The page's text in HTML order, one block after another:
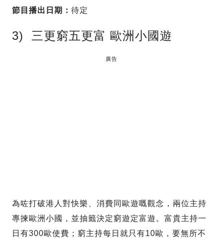
節目播出日期： 待定
3) 三更窮五更富 歐洲小國遊
廣告
為咗打破港人對快樂、消費同歐遊嘅觀念，兩位主持
專揀歐洲小國，並抽籤決定窮遊定富遊。富貴主持一
日有300歐使費；窮主持每日就只有10歐，要無所不